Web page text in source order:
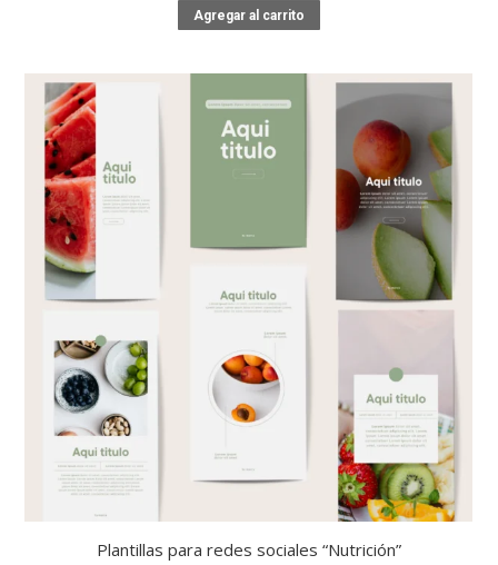
Agregar al carrito
Plantillas para redes sociales “Nutrición”